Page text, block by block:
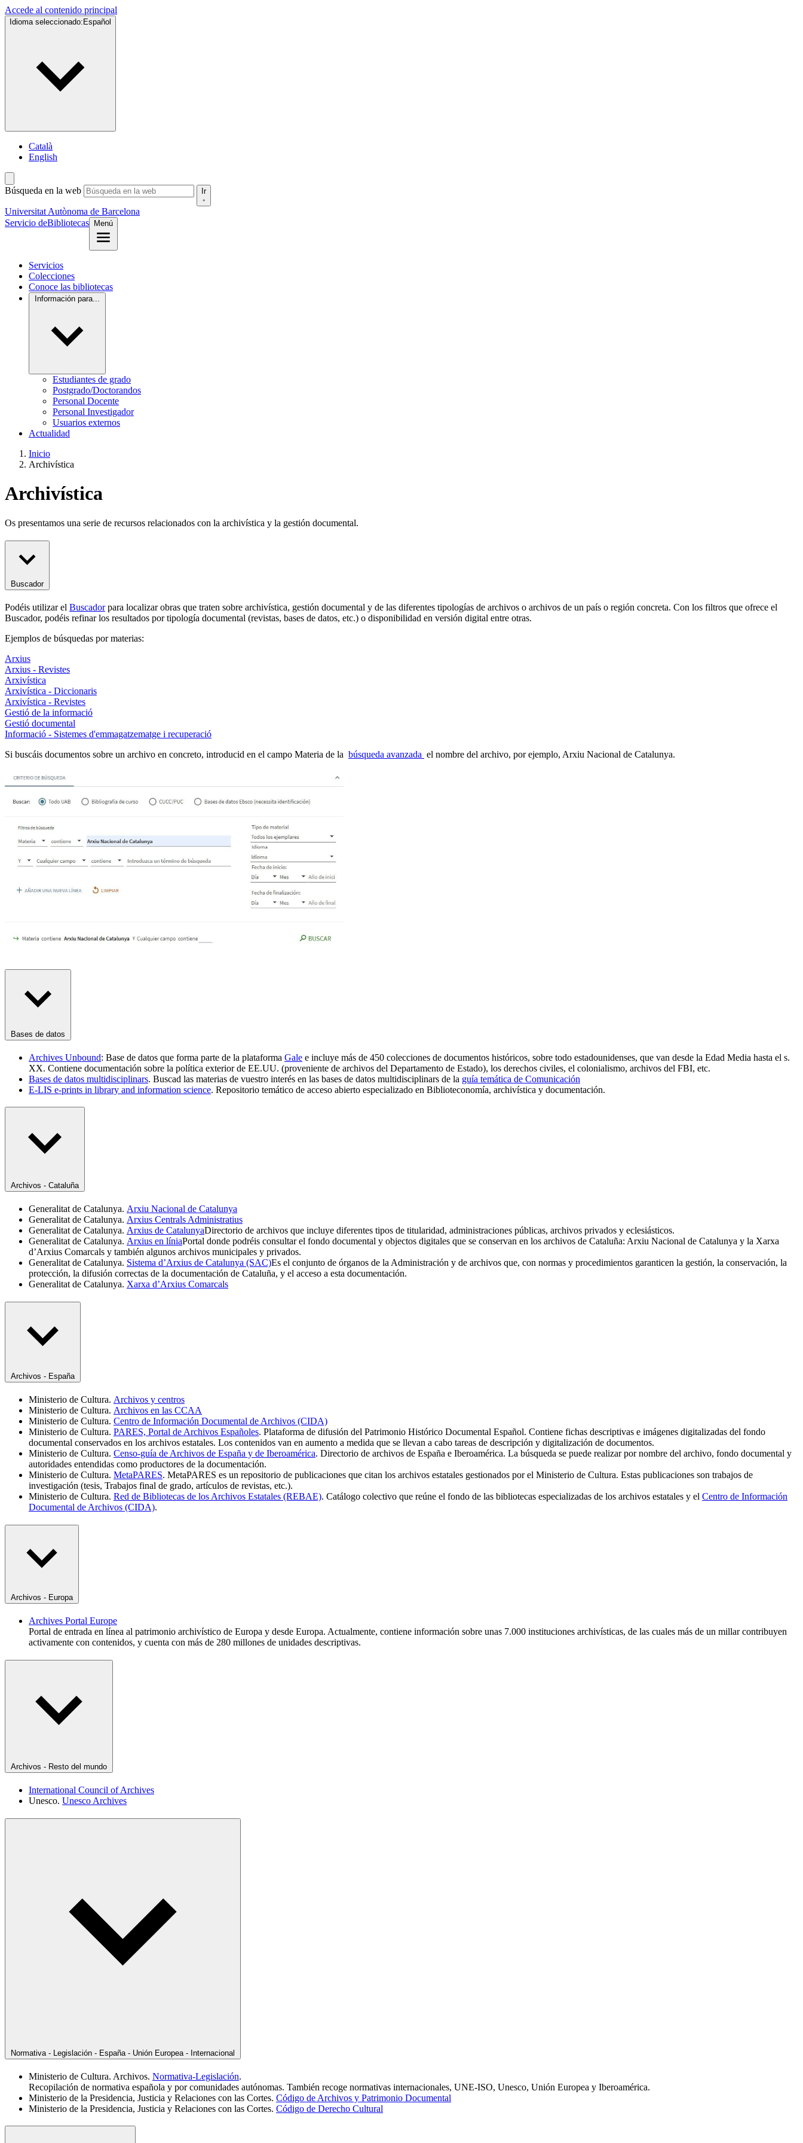
Accede al contenido principal
Idioma seleccionado: Español
Català
English
Búsqueda en la web Ir
Universitat Autònoma de Barcelona
Servicio deBibliotecas Menú
Servicios
Colecciones
Conoce las bibliotecas
Información para...
Estudiantes de grado
Postgrado/Doctorandos
Personal Docente
Personal Investigador
Usuarios externos
Actualidad
Inicio
Archivística
Archivística
Os presentamos una serie de recursos relacionados con la archivística y la gestión documental.
Buscador
Podéis utilizar el Buscadorpara localizar obras que traten sobre archivística, gestión documental y de las diferentes tipologías de archivos o archivos de un país o región concreta. Con los filtros que ofrece el
Buscador, podéis refinar los resultados por tipología documental (revistas, bases de datos, etc.) o disponibilidad en versión digital entre otras.
Ejemplos de búsquedas por materias:
Arxius
Arxius - Revistes
Arxivística
Arxivística - Diccionaris
Arxivística - Revistes
Gestió de la informació
Gestió documental
Informació - Sistemes d'emmagatzematge i recuperació
Si buscáis documentos sobre un archivo en concreto, introducid en el campo Materia de la búsqueda avanzada el nombre del archivo, por ejemplo, Arxiu Nacional de Catalunya.
Bases de datos
Archives Unbound: Base de datos que forma parte de la plataforma Gale e incluye más de 450 colecciones de documentos históricos, sobre todo estadounidenses, que van desde la Edad Media hasta el s.
XX. Contiene documentación sobre la política exterior de EE.UU. (proveniente de archivos del Departamento de Estado), los derechos civiles, el colonialismo, archivos del FBI, etc.
Bases de datos multidisciplinars. Buscad las materias de vuestro interés en las bases de datos multidisciplinars de la guía temática de Comunicación
E-LIS e-prints in library and information science. Repositorio temático de acceso abierto especializado en Biblioteconomía, archivística y documentación.
Archivos - Cataluña
Generalitat de Catalunya. Arxiu Nacional de Catalunya
Generalitat de Catalunya. Arxius Centrals Administratius
Generalitat de Catalunya. Arxius de CatalunyaDirectorio de archivos que incluye diferentes tipos de titularidad, administraciones públicas, archivos privados y eclesiásticos.
Generalitat de Catalunya. Arxius en líniaPortal donde podréis consultar el fondo documental y objectos digitales que se conservan en los archivos de Cataluña: Arxiu Nacional de Catalunya y la Xarxa
d’Arxius Comarcals y también algunos archivos municipales y privados.
Generalitat de Catalunya. Sistema d’Arxius de Catalunya (SAC)Es el conjunto de órganos de la Administración y de archivos que, con normas y procedimientos garanticen la gestión, la conservación, la
protección, la difusión correctas de la documentación de Cataluña, y el acceso a esta documentación.
Generalitat de Catalunya. Xarxa d’Arxius Comarcals
Archivos - España
Ministerio de Cultura. Archivos y centros
Ministerio de Cultura. Archivos en las CCAA
Ministerio de Cultura. Centro de Información Documental de Archivos (CIDA)
Ministerio de Cultura. PARES, Portal de Archivos Españoles. Plataforma de difusión del Patrimonio Histórico Documental Español. Contiene fichas descriptivas e imágenes digitalizadas del fondo
documental conservados en los archivos estatales. Los contenidos van en aumento a medida que se llevan a cabo tareas de descripción y digitalización de documentos.
Ministerio de Cultura. Censo-guía de Archivos de España y de Iberoamérica. Directorio de archivos de España e Iberoamérica. La búsqueda se puede realizar por nombre del archivo, fondo documental y
autoridades entendidas como productores de la documentación.
Ministerio de Cultura. MetaPARES. MetaPARES es un repositorio de publicaciones que citan los archivos estatales gestionados por el Ministerio de Cultura. Estas publicaciones son trabajos de
investigación (tesis, Trabajos final de grado, artículos de revistas, etc.).
Ministerio de Cultura. Red de Bibliotecas de los Archivos Estatales (REBAE). Catálogo colectivo que reúne el fondo de las bibliotecas especializadas de los archivos estatales y el Centro de Información
Documental de Archivos (CIDA).
Archivos - Europa
Archives Portal Europe
Portal de entrada en línea al patrimonio archivístico de Europa y desde Europa. Actualmente, contiene información sobre unas 7.000 instituciones archivísticas, de las cuales más de un millar contribuyen
activamente con contenidos, y cuenta con más de 280 millones de unidades descriptivas.
Archivos - Resto del mundo
International Council of Archives
Unesco. Unesco Archives
Normativa - Legislación - España - Unión Europea - Internacional
Ministerio de Cultura. Archivos. Normativa-Legislación.
Recopilación de normativa española y por comunidades autónomas. También recoge normativas internacionales, UNE-ISO, Unesco, Unión Europea y Iberoamérica.
Ministerio de la Presidencia, Justicia y Relaciones con las Cortes. Código de Archivos y Patrimonio Documental
Ministerio de la Presidencia, Justicia y Relaciones con las Cortes. Código de Derecho Cultural